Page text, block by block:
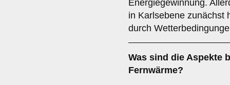
Energiegewinnung.
in Karlsebene zunächst
durch
Was sind die Aspekte
Fernwärme?